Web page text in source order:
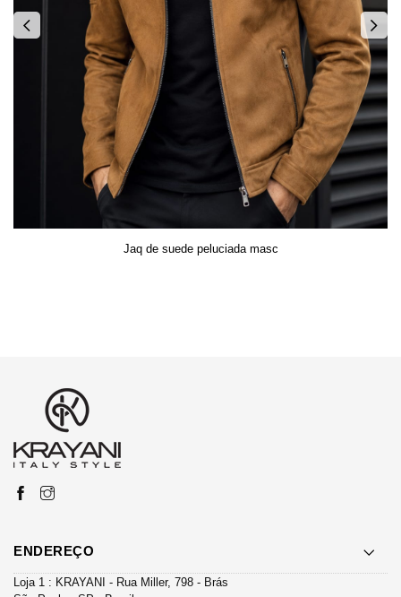
Jaq de suede peluciada masc
ENDEREÇO
Loja 1 : KRAYANI - Rua Miller, 798 - Brás